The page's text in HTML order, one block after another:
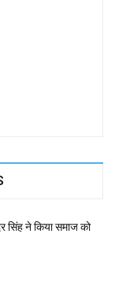
ने किया समाज को